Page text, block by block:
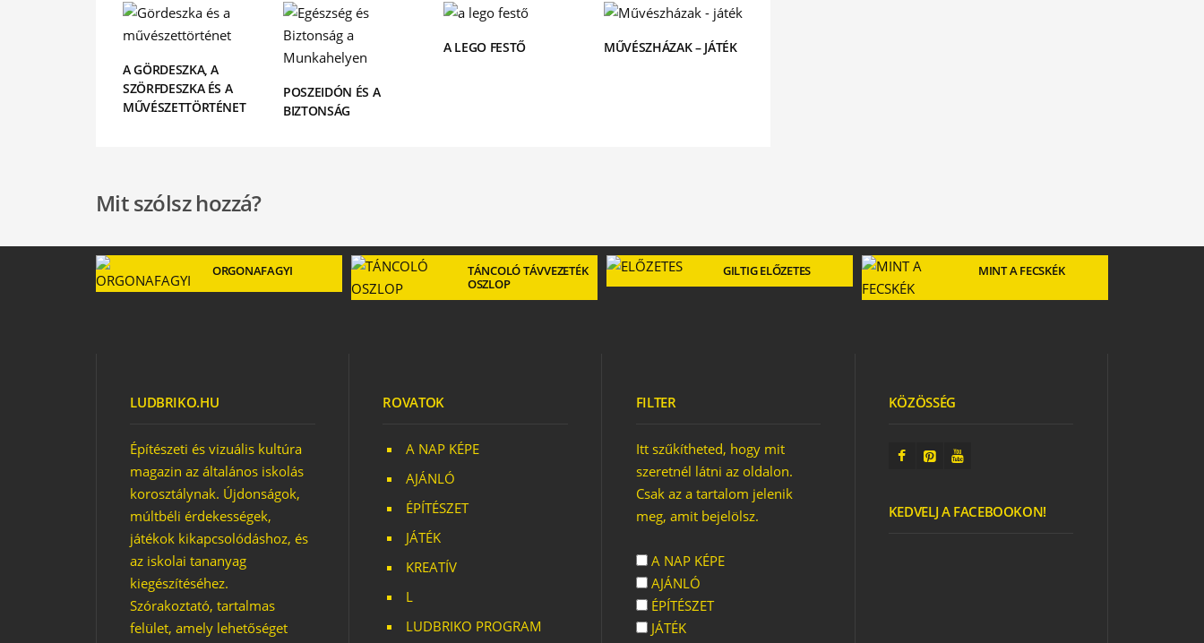
A GÖRDESZKA, A
SZÖRFDESZKA ÉS A
MŰVÉSZETTÖRTÉNET
POSZEIDÓN ÉS A
BIZTONSÁG
A LEGO FESTŐ MŰVÉSZHÁZAK – JÁTÉK
Mit szólsz hozzá?
ORGONAFAGYI
TÁNCOLÓ TÁVVEZETÉK
OSZLOP
GILTIG ELŐZETES MINT A FECSKÉK
LUDBRIKO.HU
Építészeti és vizuális kultúra
magazin az általános iskolás
korosztálynak. Újdonságok,
múltbéli érdekességek,
játékok kikapcsolódáshoz, és
az iskolai tananyag
kiegészítéséhez.
Szórakoztató, tartalmas
felület, amely lehetőséget
ROVATOK
A NAP KÉPE
AJÁNLÓ
ÉPÍTÉSZET
JÁTÉK
KREATÍV
L
LUDBRIKO PROGRAM
FILTER
Itt szűkítheted, hogy mit
szeretnél látni az oldalon.
Csak az a tartalom jelenik
meg, amit bejelölsz.
A NAP KÉPE
AJÁNLÓ
ÉPÍTÉSZET
JÁTÉK
KÖZÖSSÉG
KEDVELJ A FACEBOOKON!